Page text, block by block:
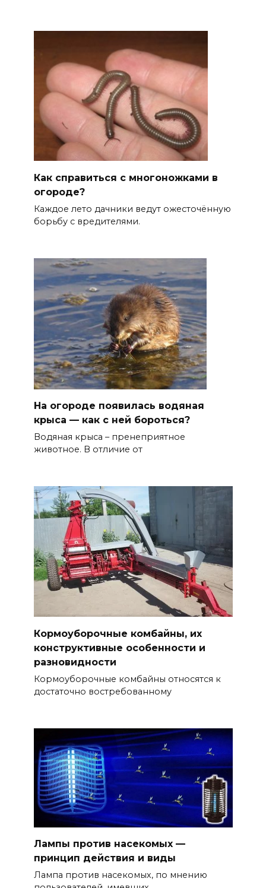
Как справиться с многоножками в
огороде?
Каждое лето дачники ведут ожесточённую
борьбу с вредителями.
На огороде появилась водяная
крыса — как с ней бороться?
Водяная крыса – пренеприятное
животное. В отличие от
Кормоуборочные комбайны, их
конструктивные особенности и
разновидности
Кормоуборочные комбайны относятся к
достаточно востребованному
Лампы против насекомых —
принцип действия и виды
Лампа против насекомых, по мнению